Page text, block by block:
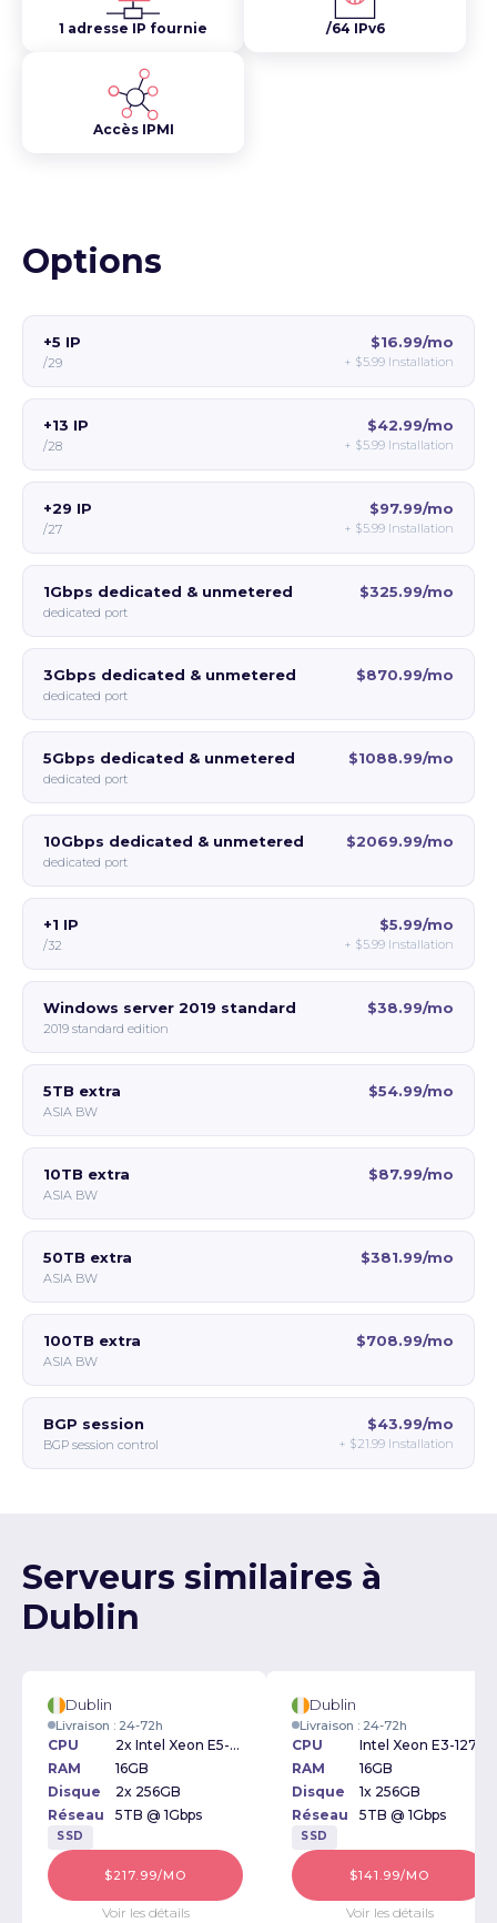
1 adresse IP fournie /64 IPv6
Accès IPMI
Options
+5 IP
/29
$16.99/mo
+ $5.99 Installation
+13 IP
/28
$42.99/mo
+ $5.99 Installation
+29 IP
/27
$97.99/mo
+ $5.99 Installation
1Gbps dedicated & unmetered
dedicated port
$325.99/mo
3Gbps dedicated & unmetered
dedicated port
$870.99/mo
5Gbps dedicated & unmetered
dedicated port
$1088.99/mo
10Gbps dedicated & unmetered
dedicated port
$2069.99/mo
+1 IP
/32
$5.99/mo
+ $5.99 Installation
Windows server 2019 standard
2019 standard edition
$38.99/mo
5TB extra
ASIA BW
$54.99/mo
10TB extra
ASIA BW
$87.99/mo
50TB extra
ASIA BW
$381.99/mo
100TB extra
ASIA BW
$708.99/mo
BGP session
BGP session control
$43.99/mo
+ $21.99 Installation
Serveurs similaires à
Dublin
Dublin
Livraison : 24-72h
CPU
2x Intel Xeon E5-2609v2 2.50GHz
RAM
16GB
Disque
2x 256GB
Réseau
5TB @ 1Gbps
SSD
$217.99/MO
Voir les détails
Dublin
Livraison : 24-72h
CPU
RAM
16GB
Disque
1x 256GB
Réseau
5TB @ 1Gbps
SSD
$141.99/MO
Voir les détails